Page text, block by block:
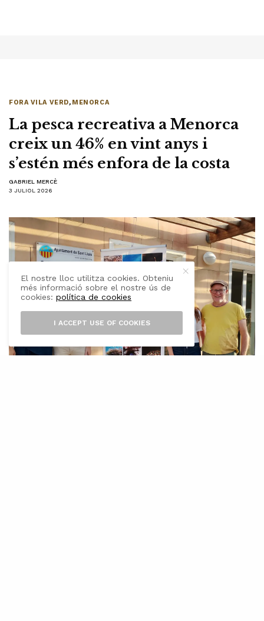
FORA VILA VERD, MENORCA
La pesca recreativa a Menorca
creix un 46% en vint anys i
s’estén més enfora de la costa
GABRIEL MERCÈ
3 JULIOL 2026
El nostre lloc utilitza cookies. Obteniu
més informació sobre el nostre ús de
cookies:política de cookies
I ACCEPT USE OF COOKIES